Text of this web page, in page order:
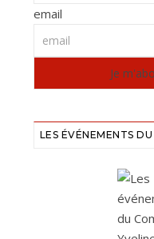
email
LES ÉVÉNEMENTS